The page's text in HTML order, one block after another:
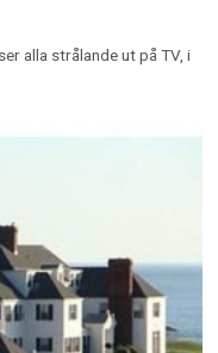
alla strålande ut på TV, i